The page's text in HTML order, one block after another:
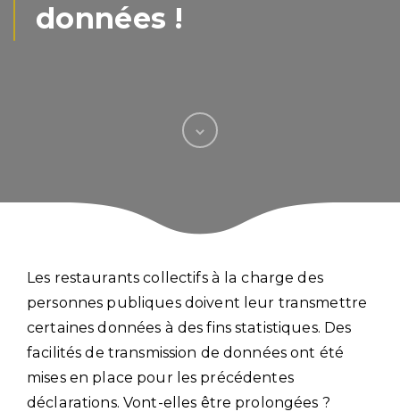
données !
Les restaurants collectifs à la charge des
personnes publiques doivent leur transmettre
certaines données à des fins statistiques. Des
facilités de transmission de données ont été
mises en place pour les précédentes
déclarations. Vont-elles être prolongées ?